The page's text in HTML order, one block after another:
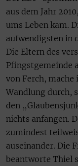
aus dem Jahr
ums Leben kam.
aufwendigsten in
Die Eltern des
Pfingstgemeinde
von Ferch,
Wandlung durch,
den
nichts anfangen.
zumindest
auseinander. Die
beantworte Thiel